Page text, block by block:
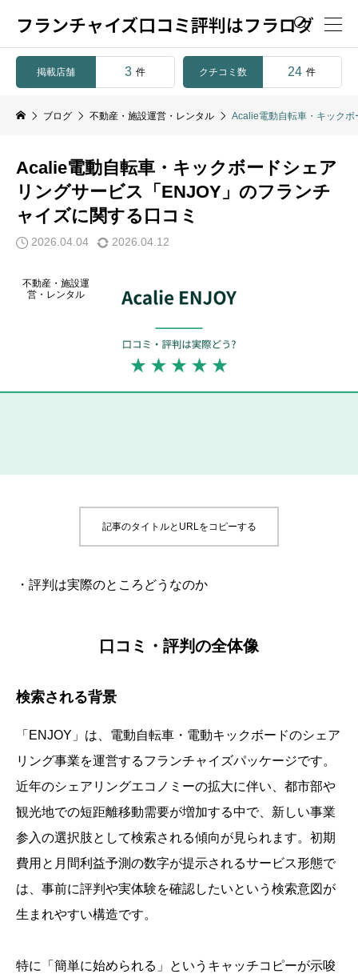
フランチャイズ口コミ評判はフラログ

掲載店舗 3 件 クチコミ数 24 件
ブログ 不動産・施設運営・レンタル Acalie電動自転車・キック
Acalie電動自転車・キックボードシェア
リングサービス「ENJOY」のフランチ
ャイズに関する口コミ
2026.04.04 2026.04.12
不動産・施設運
営・レンタル
記事のタイトルとURLをコピーする
・評判は実際のところどうなのか
口コミ・評判の全体像
検索される背景
「ENJOY」は、電動自転車・電動キックボードのシェア
リング事業を運営するフランチャイズパッケージです。
近年のシェアリングエコノミーの拡大に伴い、都市部や
観光地での短距離移動需要が増加する中で、新しい事業
参入の選択肢として検索される傾向が見られます。初期
費用と月間利益予測の数字が提示されるサービス形態で
は、事前に評判や実体験を確認したいという検索意図が
生まれやすい構造です。
特に「簡単に始められる」というキャッチコピーが示唆